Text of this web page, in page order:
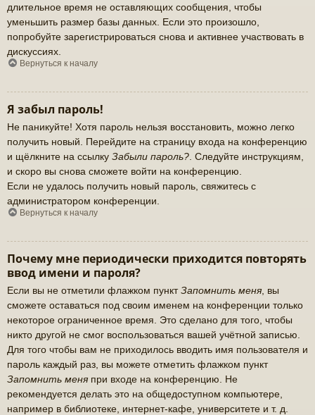
длительное время не оставляющих сообщения, чтобы
уменьшить размер базы данных. Если это произошло,
попробуйте зарегистрироваться снова и активнее участвовать в
дискуссиях.
Вернуться к началу
Я забыл пароль!
Не паникуйте! Хотя пароль нельзя восстановить, можно легко
получить новый. Перейдите на страницу входа на конференцию
и щёлкните на ссылку Забыли пароль? . Следуйте инструкциям,
и скоро вы снова сможете войти на конференцию.
Если не удалось получить новый пароль, свяжитесь с
администратором конференции.
Вернуться к началу
Почему мне периодически приходится повторять
ввод имени и пароля?
Если вы не отметили флажком пунктЗапомнить меня , вы
сможете оставаться под своим именем на конференции только
некоторое ограниченное время. Это сделано для того, чтобы
никто другой не смог воспользоваться вашей учётной записью.
Для того чтобы вам не приходилось вводить имя пользователя и
пароль каждый раз, вы можете отметить флажком пункт
Запомнить меня при входе на конференцию. Не
рекомендуется делать это на общедоступном компьютере,
например в библиотеке, интернет-кафе, университете и т. д.